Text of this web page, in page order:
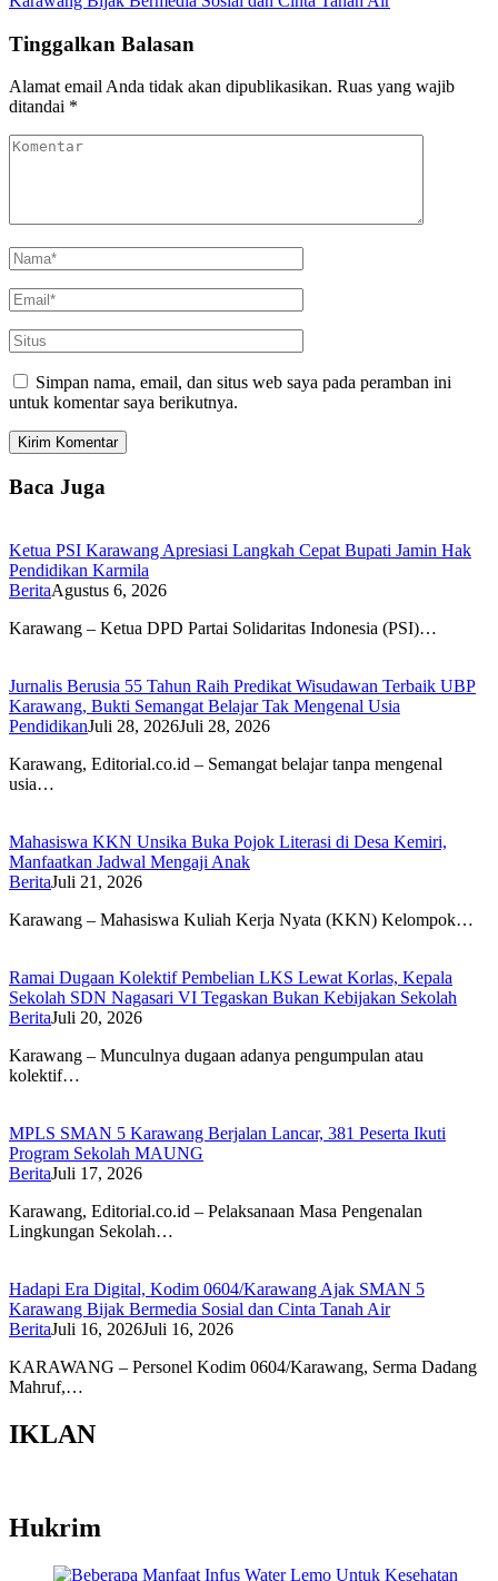
Tinggalkan Balasan
Alamat email Anda tidak akan dipublikasikan. Ruas yang wajib
ditandai *
Simpan nama, email, dan situs web saya pada peramban ini
untuk komentar saya berikutnya.
Baca Juga
Ketua PSI Karawang Apresiasi Langkah Cepat Bupati Jamin Hak
Pendidikan Karmila
BeritaAgustus 6, 2026
Karawang – Ketua DPD Partai Solidaritas Indonesia (PSI)…
Jurnalis Berusia 55 Tahun Raih Predikat Wisudawan Terbaik UBP
Karawang, Bukti Semangat Belajar Tak Mengenal Usia
PendidikanJuli 28, 2026Juli 28, 2026
Karawang, Editorial.co.id – Semangat belajar tanpa mengenal
usia…
Mahasiswa KKN Unsika Buka Pojok Literasi di Desa Kemiri,
Manfaatkan Jadwal Mengaji Anak
BeritaJuli 21, 2026
Karawang – Mahasiswa Kuliah Kerja Nyata (KKN) Kelompok…
Ramai Dugaan Kolektif Pembelian LKS Lewat Korlas, Kepala
Sekolah SDN Nagasari VI Tegaskan Bukan Kebijakan Sekolah
BeritaJuli 20, 2026
Karawang – Munculnya dugaan adanya pengumpulan atau
kolektif…
MPLS SMAN 5 Karawang Berjalan Lancar, 381 Peserta Ikuti
Program Sekolah MAUNG
BeritaJuli 17, 2026
Karawang, Editorial.co.id – Pelaksanaan Masa Pengenalan
Lingkungan Sekolah…
Hadapi Era Digital, Kodim 0604/Karawang Ajak SMAN 5
Karawang Bijak Bermedia Sosial dan Cinta Tanah Air
BeritaJuli 16, 2026Juli 16, 2026
KARAWANG – Personel Kodim 0604/Karawang, Serma Dadang
Mahruf,…
IKLAN
Hukrim